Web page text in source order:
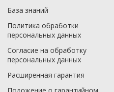
База знаний
Политика обработки
персональных данных
Согласие на обработку
персональных данных
Расширенная гарантия